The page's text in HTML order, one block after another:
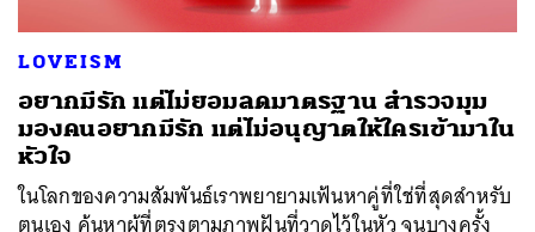
LOVEISM
อยากมีรัก แต่ไม่ยอมลดมาตรฐาน สำรวจมุม
มองคนอยากมีรัก แต่ไม่อนุญาตให้ใครเข้ามาใน
หัวใจ
ในโลกของความสัมพันธ์เราพยายามเฟ้นหาคู่ที่ใช่ที่สุดสำหรับ
ตนเอง ค้นหาผู้ที่ตรงตามภาพฝันที่วาดไว้ในหัว จนบางครั้ง